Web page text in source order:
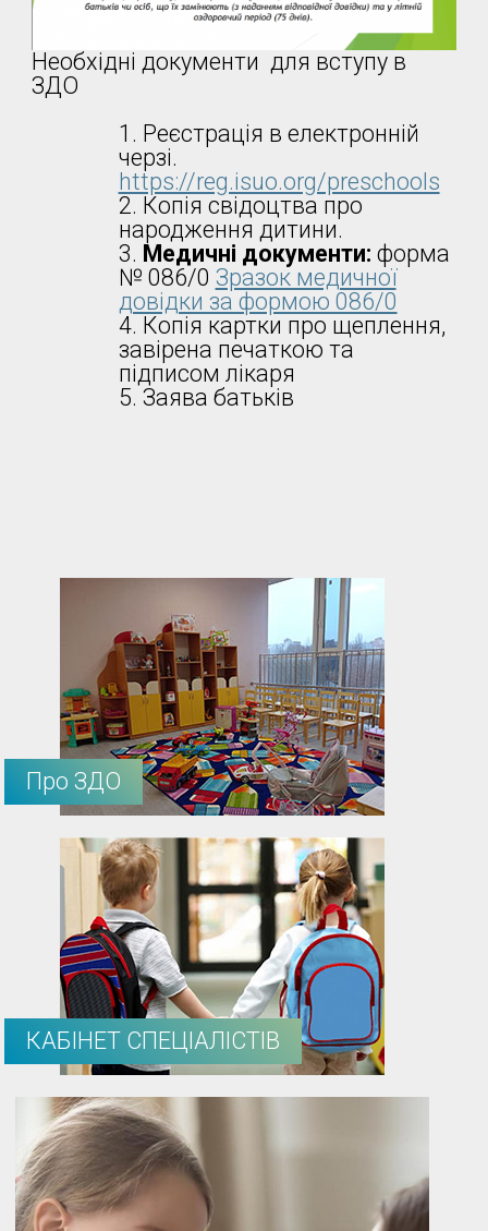
Необхідні документи для вступу в
ЗДО
Реєстрація в електронній
черзі.
https://reg.isuo.org/preschools
Копія свідоцтва про
народження дитини.
Медичні документи: форма
№ 086/0 Зразок медичної
довідки за формою 086/0
Копія картки про щеплення,
завірена печаткою та
підписом лікаря
Заява батьків
Про ЗДО
КАБІНЕТ СПЕЦІАЛІСТІВ